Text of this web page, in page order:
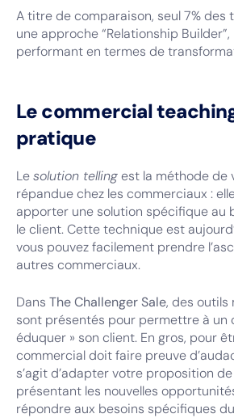
A titre de comparaison, seul 7%
une approche “Relationship
performant en termes de
Le commercial
pratique
Lesolution tellingest la méthode de
répandue chez les commerciaux :
apporter une solution spécifique au
le client. Cette technique est
vous pouvez facilement prendre
autres commerciaux.
Dans The Challenger Sale, des outils
sont présentés pour permettre à un
éduquer » son client. En gros, pour
commercial doit faire preuve
s’agit d’adapter votre proposition
présentant les nouvelles
répondre aux besoins spécifiques